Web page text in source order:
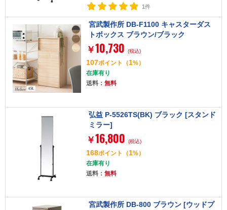
1件
宮武製作所 DB-F1100 キャスターダス
トボックス ブラウン/ブラック
￥10,730 (税込)
107ポイント （1%）
在庫有り
送料： 無料
弘益 P-5526TS(BK) ブラック [スタンド
ミラー]
￥16,800 (税込)
168ポイント （1%）
在庫有り
送料： 無料
宮武製作所 DB-800 ブラウン [ウッドプ